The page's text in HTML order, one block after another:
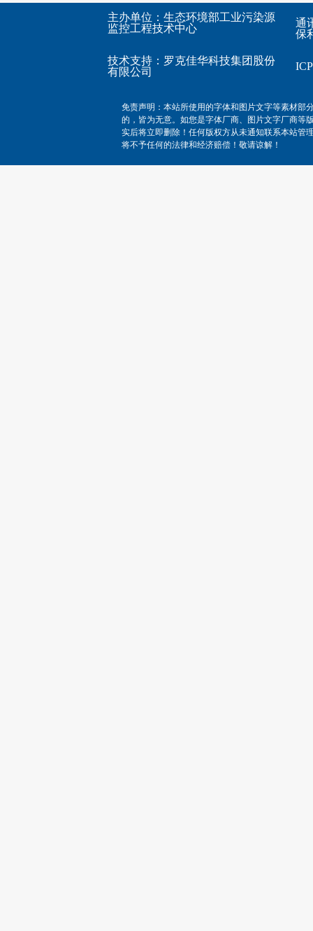
主办单位：生态环境部工业污染源
监控工程技术中心
技术支持： 罗克佳华科技集团股份
有限公司
通
保
免责声明：本站所使用的字体和图片文字等素材部
的，皆为无意。如您是字体厂商、图片文字厂商等
实后将立即删除！任何版权方从未通知联系本站管
将不予任何的法律和经济赔偿！敬请谅解！